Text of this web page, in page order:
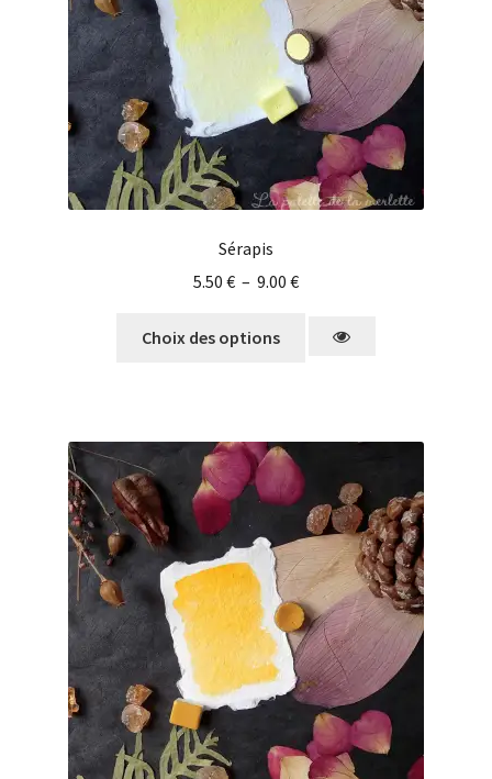
Sérapis
5.50 € – 9.00 €
Choix des options